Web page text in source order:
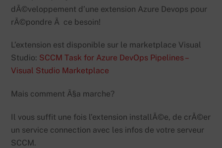
dÃ©veloppement d’une extension Azure Devops pour
rÃ©pondre Ã ce besoin!
L’extension est disponible sur le marketplace Visual
Studio: SCCM Task for Azure DevOps Pipelines –
Visual Studio Marketplace
Mais comment Ã§a marche?
Il vous suffit une fois l’extension installÃ©e, de crÃ©er
un service connection avec les infos de votre serveur
SCCM.